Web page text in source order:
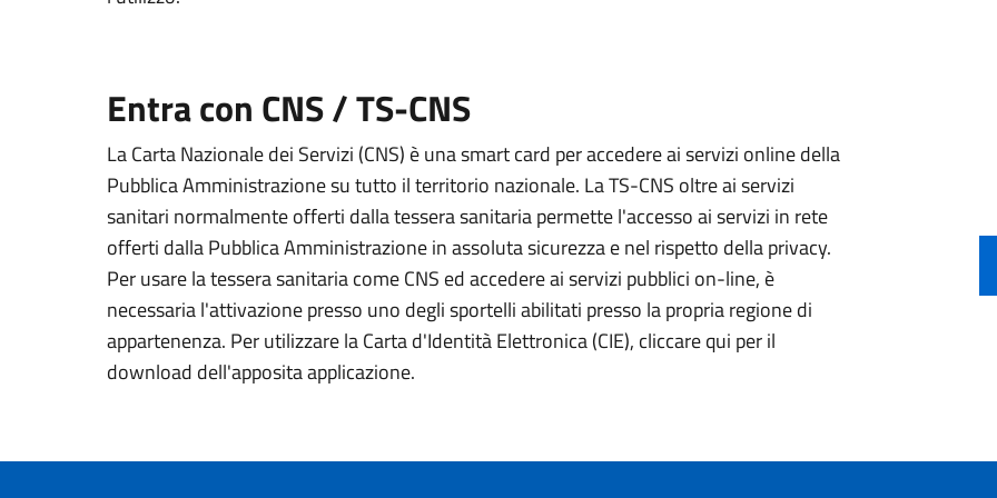
Entra con CNS / TS-CNS
La Carta Nazionale dei Servizi (CNS) è una smart card per accedere ai servizi online della
Pubblica Amministrazione su tutto il territorio nazionale. La TS-CNS oltre ai servizi
sanitari normalmente offerti dalla tessera sanitaria permette l'accesso ai servizi in rete
offerti dalla Pubblica Amministrazione in assoluta sicurezza e nel rispetto della privacy.
Per usare la tessera sanitaria come CNS ed accedere ai servizi pubblici on-line, è
necessaria l'attivazione presso uno degli sportelli abilitati presso la propria regione di
appartenenza. Per utilizzare la Carta d'Identità Elettronica (CIE), cliccare qui per il
download dell'apposita applicazione.